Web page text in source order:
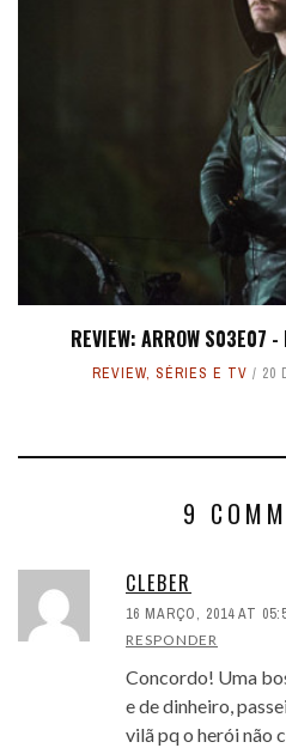
REVIEW: ARROW S03E07 -
REVIEW, SÉRIES E TV 20
9
CLEBER
16 MARÇO, 2014 AT
RESPONDER
Concordo! Uma
e de dinheiro,
vilã pq o herói não